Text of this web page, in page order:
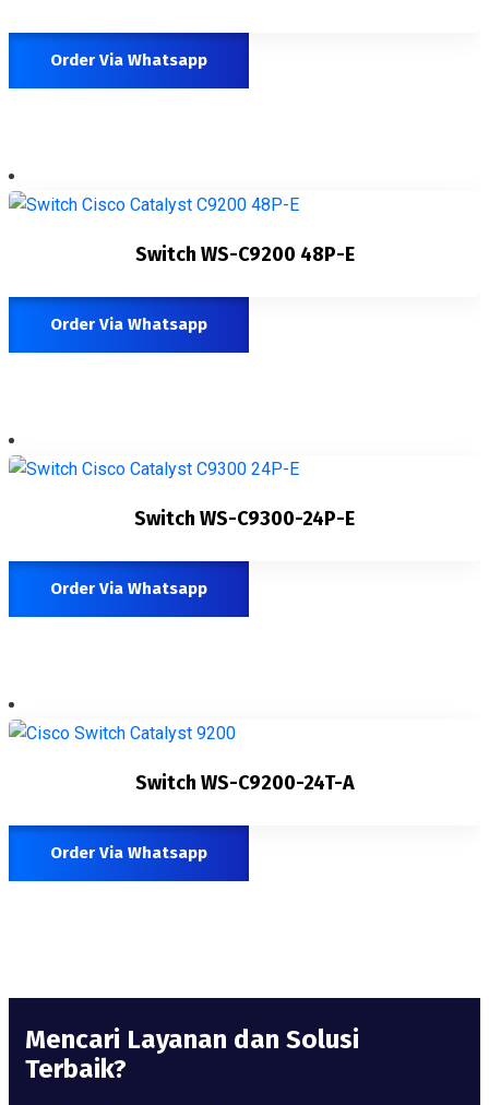
Order Via Whatsapp
Switch WS-C9200 48P-E
Order Via Whatsapp
Switch WS-C9300-24P-E
Order Via Whatsapp
Switch WS-C9200-24T-A
Order Via Whatsapp
Mencari Layanan dan Solusi
Terbaik?